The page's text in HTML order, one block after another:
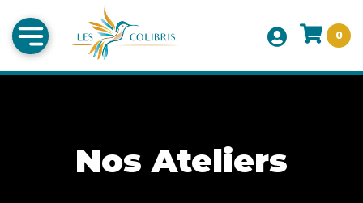
0
Nos Ateliers